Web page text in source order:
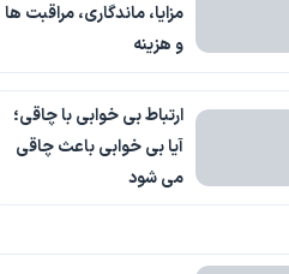
مزایا، ماندگاری، مراقبت ها
و هزینه
ارتباط بی خوابی با چاقی؛
آیا بی خوابی باعث چاقی
می شود